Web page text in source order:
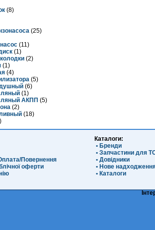
(8)
(25)
(11)
(1)
(2)
(1)
(4)
(5)
(6)
(1)
АКПП (5)
(2)
(18)
Повернення
оферти
Каталоги:
• Бренди
• Запчастини для
• Довідники
• Нове
• Каталоги